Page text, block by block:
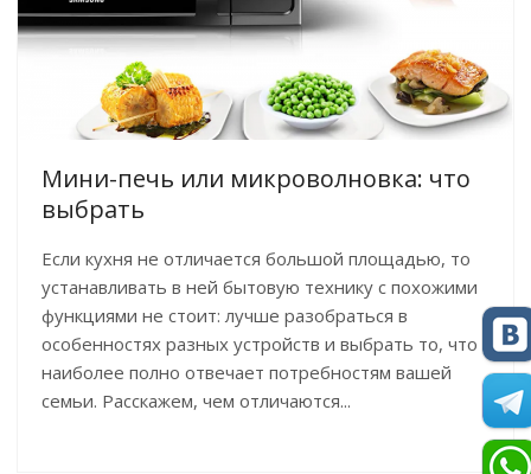
Мини-печь или микроволновка: что
выбрать
Если кухня не отличается большой площадью, то
устанавливать в ней бытовую технику с похожими
функциями не стоит: лучше разобраться в
особенностях разных устройств и выбрать то, что
наиболее полно отвечает потребностям вашей
семьи. Расскажем, чем отличаются...